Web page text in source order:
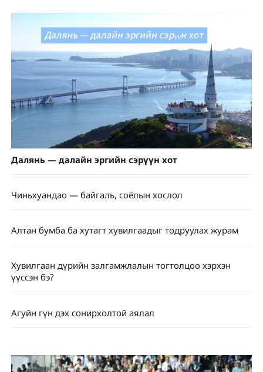
Далянь — далайн эргийн сэрүүн хот
Чиньхуандао — байгаль, соёлын хослол
Алтан бумба ба хутагт хувилгаадыг тодруулах журам
Хувилгаан дүрийн залгамжлалын тогтолцоо хэрхэн
үүссэн бэ?
Агуйн гүн дэх сонирхолтой аялал